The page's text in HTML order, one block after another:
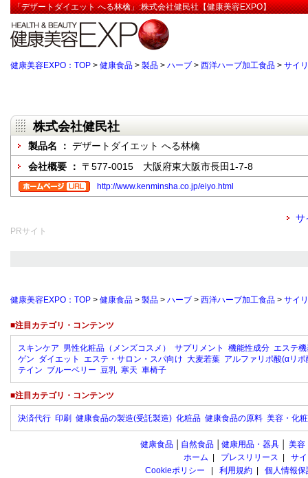
「デザートダイエット へる林檎」:株式会社健民社【健康美容EXPO】
健康美容EXPO：TOP > 健康食品 > 製品 > ハーブ > 西洋ハーブ加工食品 > サイ
株式会社健民社
製品名 ： デザートダイエット へる林檎
会社概要 ： 〒577-0015 大阪府東大阪市長田1-7-8
http://www.kenminsha.co.jp/eiyo.html
サ
PRサイト
健康美容EXPO：TOP > 健康食品 > 製品 > ハーブ > 西洋ハーブ加工食品 > サイ
■注目カテゴリ・コンテンツ
スキンケア 男性化粧品（メンズコスメ） サプリメント 機能性成分 エステ
ゲン ダイエット エステ・サロン・スパ向け 大麦若葉 アルファリポ酸(αリポ
テイン ブルーベリー 豆乳 寒天 車椅子
■注目カテゴリ・コンテンツ
決済代行 印刷 健康食品の製造(受託製造) 化粧品 健康食品の原料 美容・化
健康食品 自然食品 健康用品・器具 美容
ホーム
プレスリリース
サ
Cookieポリシー
利用規約 個人情報